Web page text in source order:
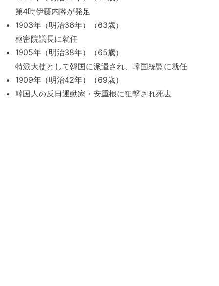
第4時伊藤内閣が発足
1903年（明治36年）（63歳）
枢密院議長に就任
1905年（明治38年）（65歳）
特派大使として韓国に派遣され、韓国統監に就任
1909年（明治42年）（69歳）
韓国人の反日運動家・安重根に狙撃され死去